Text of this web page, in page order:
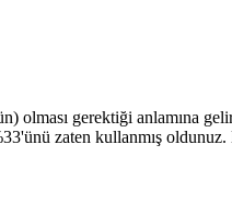
olması gerektiği anlamına
zaten kullanmış